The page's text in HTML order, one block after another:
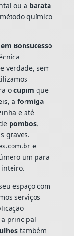
ou a barata
químico
Bonsucesso
verdade, sem
o cupim que
a formiga
e até
pombos,
graves.
e
um para
inteiro.
espaço com
serviços
principal
também